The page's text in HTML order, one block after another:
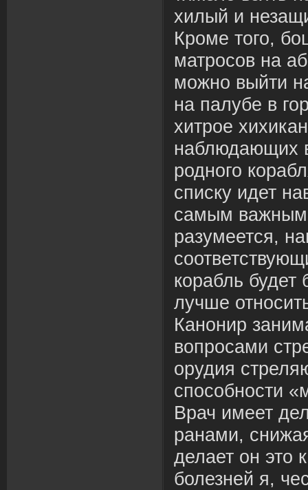
хилый и
Кроме того,
матросов на
можно выйти
на палубе в
хитрое
наблюдающих
родного
списку идет
самым важным
разумеется,
корабль будет
лучше
Канонир
вопросами
орудия
способности
Врач имеет
ранами,
делает он это
болезней я,